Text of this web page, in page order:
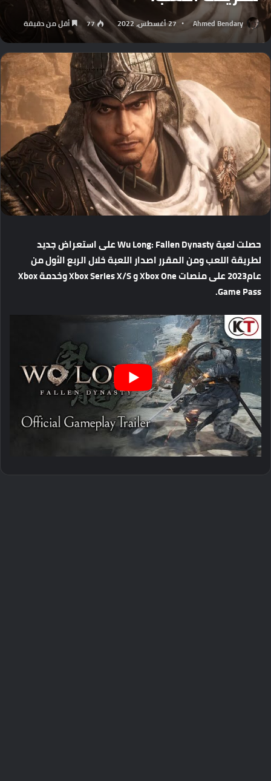
Ahmed Bendary 27 أغسطس، 2022 77 أقل من دقيقة
حصلتلعبة علىاستعراضجديد
لطريقةاللعبومنالمقرراصداراللعبةخلالالربعالأولمن
عام2023علىمنصات و وخدمةXbox
Game Pass.